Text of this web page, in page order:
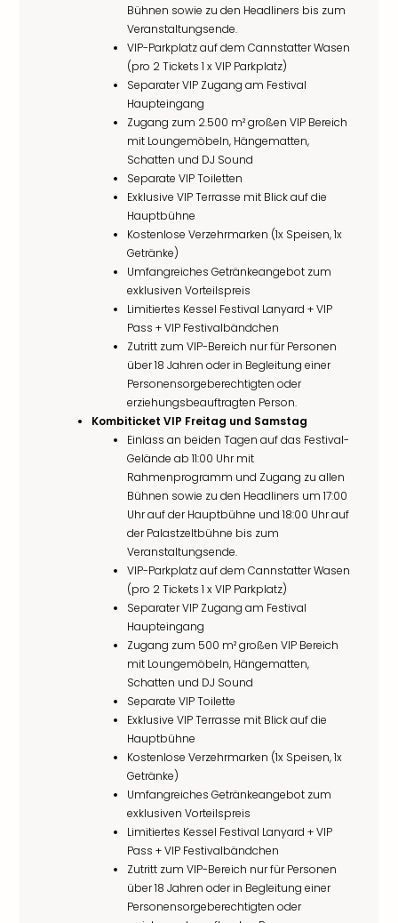
Bühnen sowie zu den Headliners bis zum
Veranstaltungsende.
VIP-Parkplatz auf dem Cannstatter Wasen
(pro 2 Tickets 1 x VIP Parkplatz)
Separater VIP Zugang am Festival
Haupteingang
Zugang zum 2.500 m² großen VIP Bereich
mit Loungemöbeln, Hängematten,
Schatten und DJ Sound
Separate VIP Toiletten
Exklusive VIP Terrasse mit Blick auf die
Hauptbühne
Kostenlose Verzehrmarken (1x Speisen, 1x
Getränke)
Umfangreiches Getränkeangebot zum
exklusiven Vorteilspreis
Limitiertes Kessel Festival Lanyard + VIP
Pass + VIP Festivalbändchen
Zutritt zum VIP-Bereich nur für Personen
über 18 Jahren oder in Begleitung einer
Personensorgeberechtigten oder
erziehungsbeauftragten Person.
Kombiticket VIP Freitag und Samstag
Einlass an beiden Tagen auf das Festival-
Gelände ab 11:00 Uhr mit
Rahmenprogramm und Zugang zu allen
Bühnen sowie zu den Headliners um 17:00
Uhr auf der Hauptbühne und 18:00 Uhr auf
der Palastzeltbühne bis zum
Veranstaltungsende.
VIP-Parkplatz auf dem Cannstatter Wasen
(pro 2 Tickets 1 x VIP Parkplatz)
Separater VIP Zugang am Festival
Haupteingang
Zugang zum 500 m² großen VIP Bereich
mit Loungemöbeln, Hängematten,
Schatten und DJ Sound
Separate VIP Toilette
Exklusive VIP Terrasse mit Blick auf die
Hauptbühne
Kostenlose Verzehrmarken (1x Speisen, 1x
Getränke)
Umfangreiches Getränkeangebot zum
exklusiven Vorteilspreis
Limitiertes Kessel Festival Lanyard + VIP
Pass + VIP Festivalbändchen
Zutritt zum VIP-Bereich nur für Personen
über 18 Jahren oder in Begleitung einer
Personensorgeberechtigten oder